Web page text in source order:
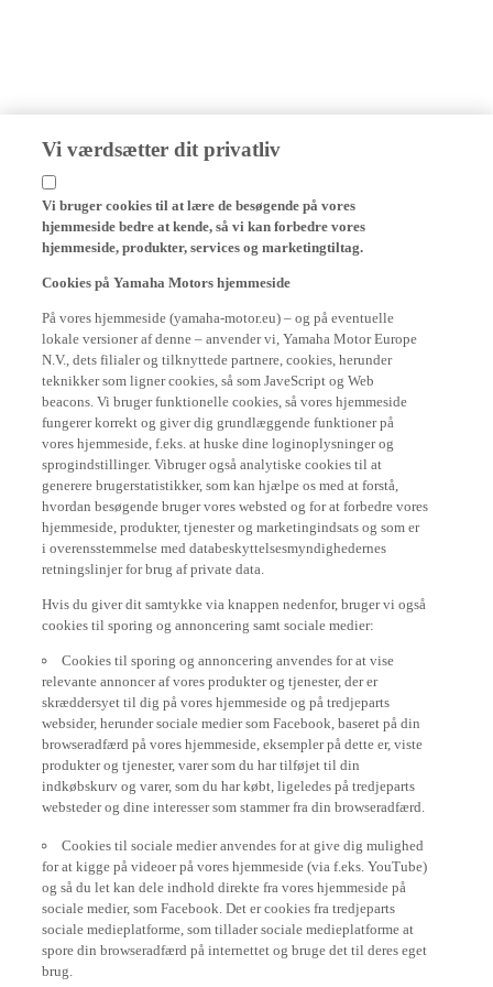
Vi værdsætter dit privatliv
Vi bruger cookies til at lære de besøgende på vores
hjemmeside bedre at kende, så vi kan forbedre vores
hjemmeside, produkter, services og marketingtiltag.
Cookies på Yamaha Motors hjemmeside
På vores hjemmeside (yamaha-motor.eu) – og på eventuelle
lokale versioner af denne – anvender vi, Yamaha Motor Europe
N.V., dets filialer og tilknyttede partnere, cookies, herunder
teknikker som ligner cookies, så som JaveScript og Web
beacons. Vi bruger funktionelle cookies, så vores hjemmeside
fungerer korrekt og giver dig grundlæggende funktioner på
vores hjemmeside, f.eks. at huske dine loginoplysninger og
sprogindstillinger. Vibruger også analytiske cookies til at
generere brugerstatistikker, som kan hjælpe os med at forstå,
hvordan besøgende bruger vores websted og for at forbedre vores
hjemmeside, produkter, tjenester og marketingindsats og som er
i overensstemmelse med databeskyttelsesmyndighedernes
retningslinjer for brug af private data.
Hvis du giver dit samtykke via knappen nedenfor, bruger vi også
cookies til sporing og annoncering samt sociale medier:
Cookies til sporing og annoncering anvendes for at vise
relevante annoncer af vores produkter og tjenester, der er
skræddersyet til dig på vores hjemmeside og på tredjeparts
websider, herunder sociale medier som Facebook, baseret på din
browseradfærd på vores hjemmeside, eksempler på dette er, viste
produkter og tjenester, varer som du har tilføjet til din
indkøbskurv og varer, som du har købt, ligeledes på tredjeparts
websteder og dine interesser som stammer fra din browseradfærd.
Cookies til sociale medier anvendes for at give dig mulighed
for at kigge på videoer på vores hjemmeside (via f.eks. YouTube)
og så du let kan dele indhold direkte fra vores hjemmeside på
sociale medier, som Facebook. Det er cookies fra tredjeparts
sociale medieplatforme, som tillader sociale medieplatforme at
spore din browseradfærd på internettet og bruge det til deres eget
brug.